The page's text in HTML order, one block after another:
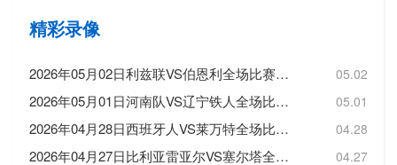
精彩录像
2026年05月02日利兹联VS伯恩利全场比赛录像回放 05.02
2026年05月01日河南队VS辽宁铁人全场比赛录像回放 05.01
2026年04月28日西班牙人VS莱万特全场比赛录像回放 04.28
2026年04月27日比利亚雷亚尔VS塞尔塔全场比赛录像回放 04.27